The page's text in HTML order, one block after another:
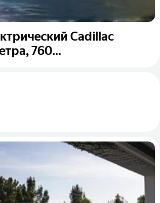
Cadillac
760...